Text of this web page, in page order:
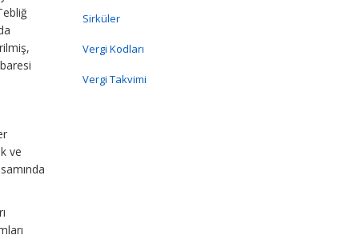
ve
Sirküler
Vergi Kodları
Vergi Takvimi